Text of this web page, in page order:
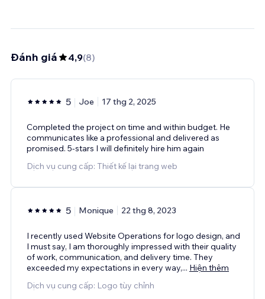
Đánh giá 4,9(8)
5 Joe 17 thg 2, 2025
Completed the project on time and within budget. He
communicates like a professional and delivered as
promised. 5-stars I will definitely hire him again
Dịch vụ cung cấp: Thiết kế lại trang web
5 Monique 22 thg 8, 2023
I recently used Website Operations for logo design, and
I must say, I am thoroughly impressed with their quality
of work, communication, and delivery time. They
exceeded my expectations in every way,... Hiện thêm
Dịch vụ cung cấp: Logo tùy chỉnh